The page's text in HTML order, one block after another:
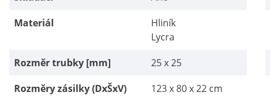
Materiál
Hliník
Lycra
Rozměr trubky [mm] 25 x 25
Rozměry zásilky (DxŠxV)
123 x 80 x 22 cm